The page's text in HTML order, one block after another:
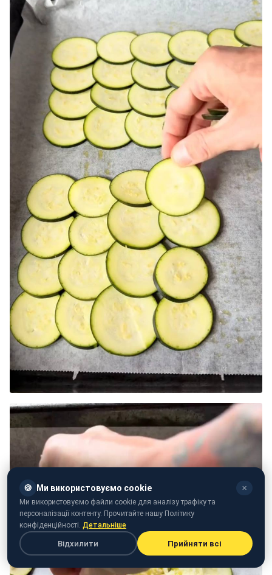
🍪 Ми використовуємо cookie ✕
Ми використовуємо файли cookie для аналізу трафіку та
персоналізації контенту. Прочитайте нашу Політику
конфіденційності. Детальніше
Відхилити Прийняти всі